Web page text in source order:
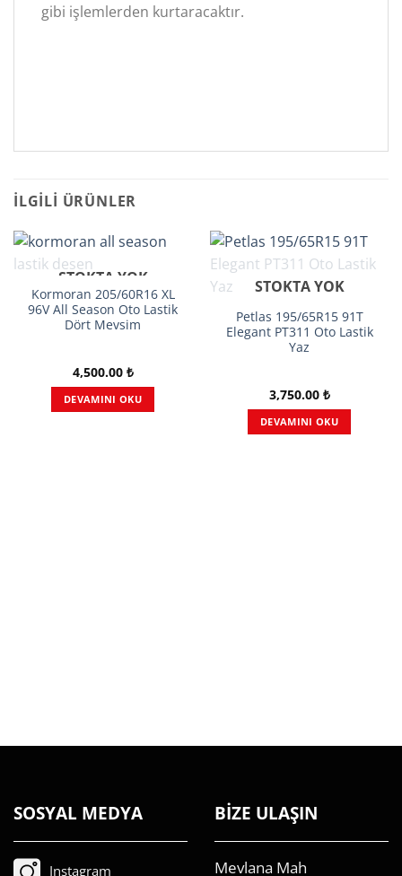
gibi işlemlerden kurtaracaktır.
İLGILI ÜRÜNLER
STOKTA YOK
Kormoran 205/60R16 XL
96V All Season Oto Lastik
Dört Mevsim
4,500.00 ₺
DEVAMINI OKU
STOKTA YOK
Petlas 195/65R15 91T
Elegant PT311 Oto Lastik
Yaz
3,750.00 ₺
DEVAMINI OKU
SOSYAL MEDYA
Instagram
BİZE ULAŞIN
Mevlana Mah